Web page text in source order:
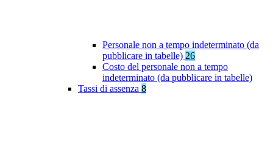
Personale non a tempo indeterminato (da
pubblicare in tabelle) 26
Costo del personale non a tempo
indeterminato (da pubblicare in tabelle)
Tassi di assenza 8